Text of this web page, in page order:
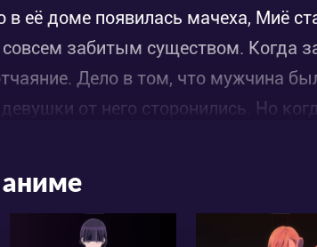
в её доме появилась мачеха, Миё
забитым существом. Когда
Дело в том, что мужчина
девушки от него сторонились. Но
стала понимать, насколько он